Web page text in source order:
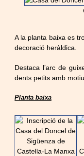
A la planta baixa es
decoració heràldica.
Destaca l’arc de
dents petits amb
Planta baixa